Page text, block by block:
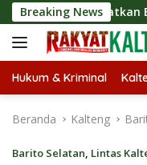
Langsung
ke
konten
Breaking News
Tingkatkan Edukasi
Hukum & Kriminal
Beranda Kalteng
Barito Selatan, Lintas